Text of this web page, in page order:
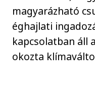
magyarázható
éghajlati
kapcsolatban áll
okozta